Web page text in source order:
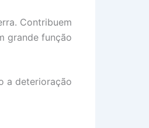
Contribuem
grande função
a deterioração